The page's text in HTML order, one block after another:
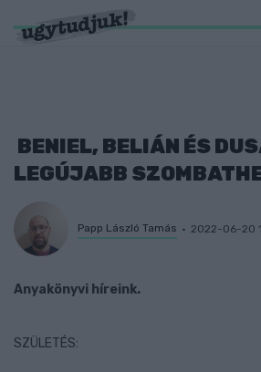
BENIEL, BELIÁN ÉS
LEGÚJABB
Papp László Tamás 2022-06-20
Anyakönyvi híreink.
SZÜLETÉS: